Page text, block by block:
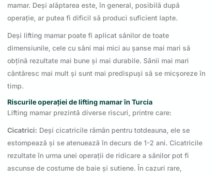
mamar. Deși alăptarea este, în general, posibilă după
operație, ar putea fi dificil să produci suficient lapte.
Deși lifting mamar poate fi aplicat sânilor de toate
dimensiunile, cele cu sâni mai mici au șanse mai mari să
obțină rezultate mai bune și mai durabile. Sânii mai mari
cântăresc mai mult și sunt mai predispuși să se micșoreze în
timp.
Riscurile operației de lifting mamar în Turcia
Lifting mamar prezintă diverse riscuri, printre care:
Cicatrici: Deși cicatricile rămân pentru totdeauna, ele se
estompează și se atenuează în decurs de 1-2 ani. Cicatricile
rezultate în urma unei operații de ridicare a sânilor pot fi
ascunse de costume de baie și sutiene. În cazuri rare,